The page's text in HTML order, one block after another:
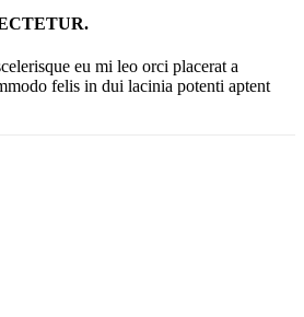
eu mi leo orci placerat a
felis in dui lacinia potenti aptent